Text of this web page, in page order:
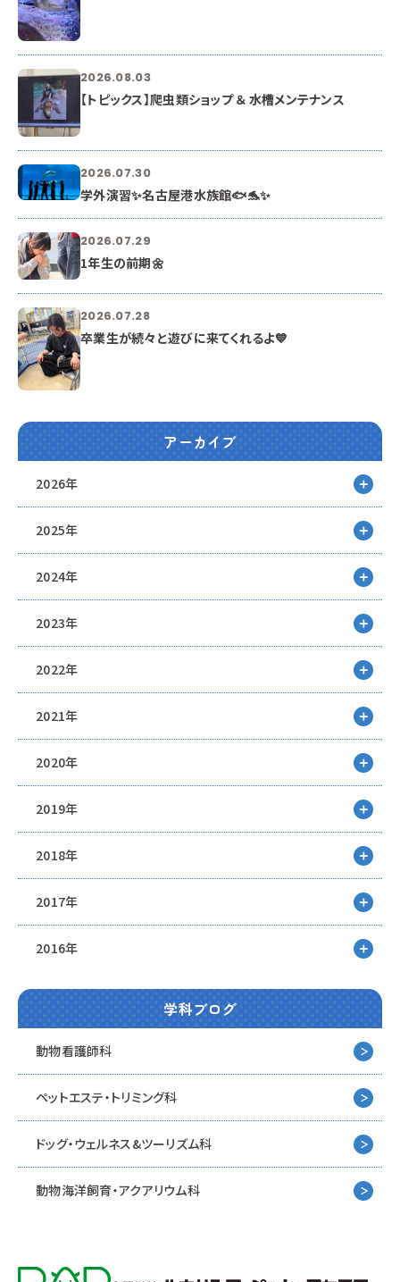
2026.08.03
【トピックス】爬虫類ショップ ＆ 水槽メンテナンス
2026.07.30
学外演習✨名古屋港水族館🐟🐬✨
2026.07.29
1年生の前期🌼
2026.07.28
卒業生が続々と遊びに来てくれるよ💙
アーカイブ
2026年
2025年
2024年
2023年
2022年
2021年
2020年
2019年
2018年
2017年
2016年
学科ブログ
動物看護師科
ペットエステ・トリミング科
ドッグ・ウェルネス&ツーリズム科
動物海洋飼育・アクアリウム科